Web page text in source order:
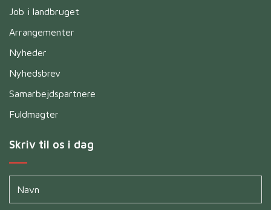
Job i landbruget
Arrangementer
Nyheder
Nyhedsbrev
Samarbejdspartnere
Fuldmagter
Skriv til os i dag